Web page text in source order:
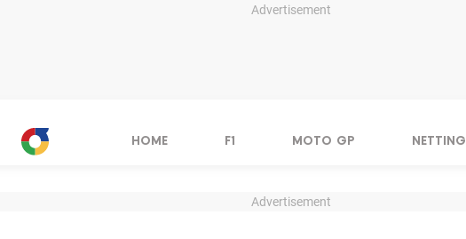
Advertisement
HOME F1 MOTO GP NETTING
Advertisement